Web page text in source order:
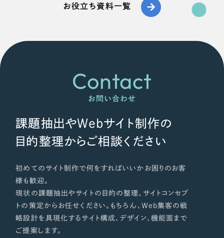
お役立ち資料一覧
Contact
お問い合わせ
課題抽出やWebサイト制作の
目的整理からご相談ください
初めてのサイト制作で何をすればいいかお困りのお客
様も歓迎。
現状の課題抽出やサイトの目的の整理、サイトコンセプ
トの策定からお任せください。もちろん、Web集客の戦
略設計を具現化するサイト構成、デザイン、機能面まで
ご提案します。